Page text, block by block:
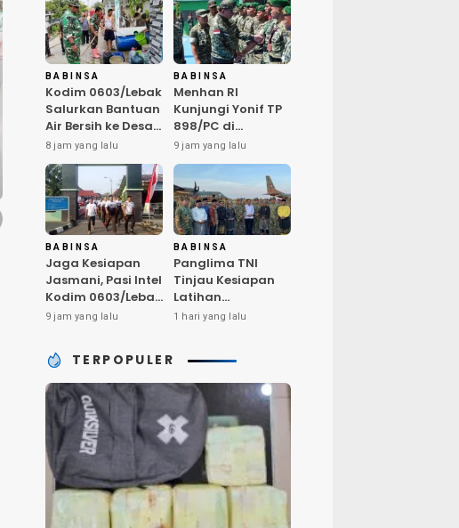
BABINSA
Kodim 0603/Lebak
Salurkan Bantuan
Air Bersih ke Desa
Bungurmekar,
Ringankan Beban
Warga
Terdampak
Kemarau
8 jam yang lalu
BABINSA
Menhan RI
Kunjungi Yonif TP
898/PC di
Kampar,
Tegaskan
Kualitas SDM
Kunci Kekuatan
TNI
9 jam yang lalu
BABINSA
Jaga Kesiapan
Jasmani, Pasi Intel
Kodim 0603/Lebak
Pimpin Pembinaan
9 jam yang lalu
BABINSA
Panglima TNI
Tinjau Kesiapan
Latihan
Terintegrasi TNI
1 hari yang lalu
TERPOPULER